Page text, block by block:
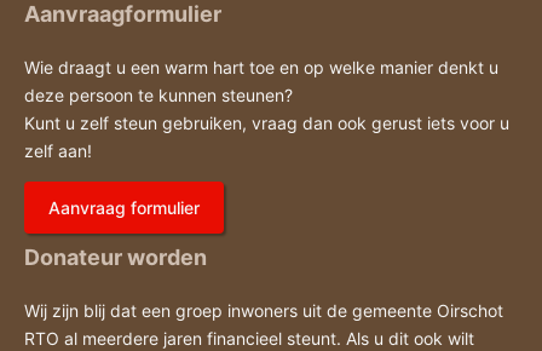
Aanvraagformulier
Wie draagt u een warm hart toe en op welke manier denkt u
deze persoon te kunnen steunen?
Kunt u zelf steun gebruiken, vraag dan ook gerust iets voor u
zelf aan!
Aanvraag formulier
Donateur worden
Wij zijn blij dat een groep inwoners uit de gemeente Oirschot
RTO al meerdere jaren financieel steunt. Als u dit ook wilt